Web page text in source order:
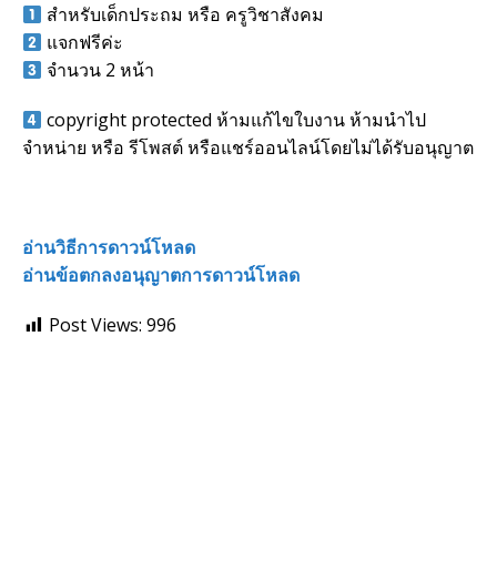
สำหรับเด็กประถม หรือ ครูวิชาสังคม
แจกฟรีค่ะ
จำนวน 2 หน้า
copyright protected ห้ามแก้ไขใบงาน ห้ามนำไป
จำหน่าย หรือ รีโพสต์ หรือแชร์ออนไลน์โดยไม่ได้รับอนุญาต
อ่านวิธีการดาวน์โหลด
อ่านข้อตกลงอนุญาตการดาวน์โหลด
Post Views: 996